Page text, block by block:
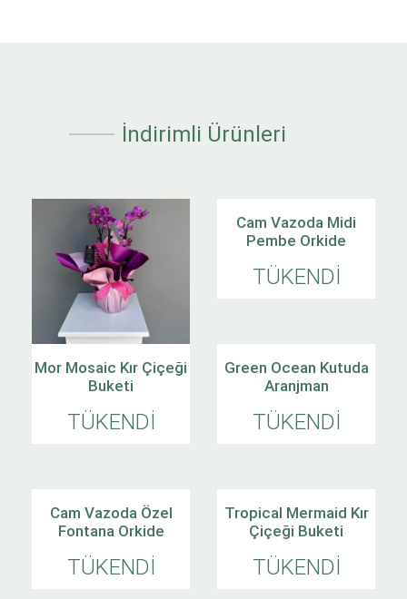
İndirimli Ürünleri
Midi Orkide Seramikte
TÜKENDİ
Cam Vazoda Midi
Pembe Orkide
TÜKENDİ
Mor Mosaic Kır Çiçeği
Buketi
TÜKENDİ
Green Ocean Kutuda
Aranjman
TÜKENDİ
Cam Vazoda Özel
Fontana Orkide
TÜKENDİ
Tropical Mermaid Kır
Çiçeği Buketi
TÜKENDİ